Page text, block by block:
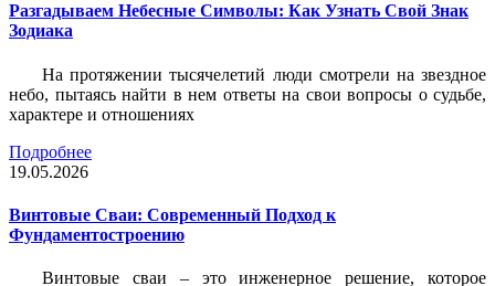
Разгадываем Небесные Символы: Как Узнать Свой Знак
Зодиака
На протяжении тысячелетий люди смотрели на звездное
небо, пытаясь найти в нем ответы на свои вопросы о судьбе,
характере и отношениях
Подробнее
19.05.2026
Винтовые Сваи: Современный Подход к
Фундаментостроению
Винтовые сваи – это инженерное решение, которое